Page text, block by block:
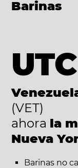
Barinas
(VET)
ahora la
Nueva
Barinas no